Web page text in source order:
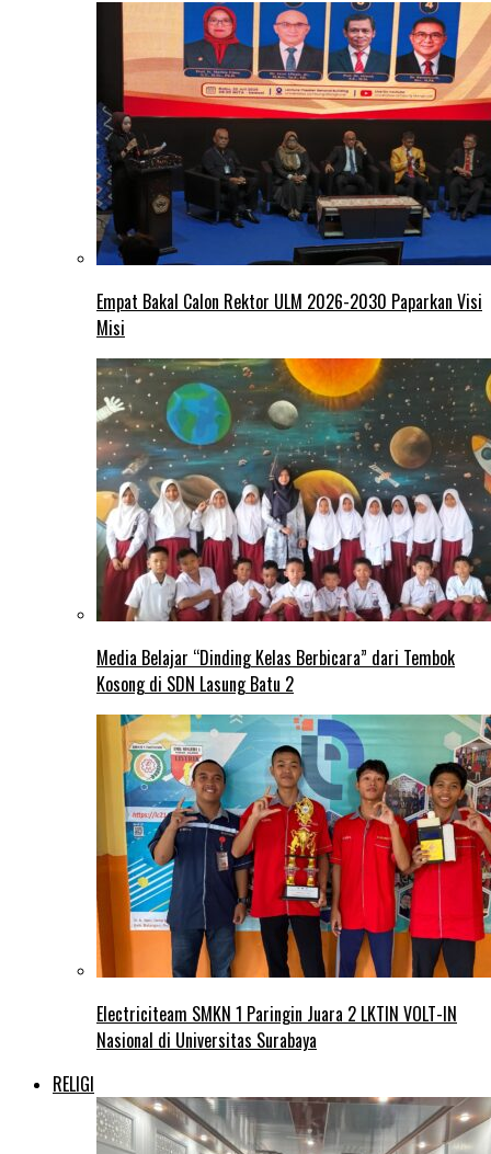
Empat Bakal Calon Rektor ULM 2026-2030 Paparkan Visi
Misi
Media Belajar “Dinding Kelas Berbicara” dari Tembok
Kosong di SDN Lasung Batu 2
Electriciteam SMKN 1 Paringin Juara 2 LKTIN VOLT-IN
Nasional di Universitas Surabaya
RELIGI